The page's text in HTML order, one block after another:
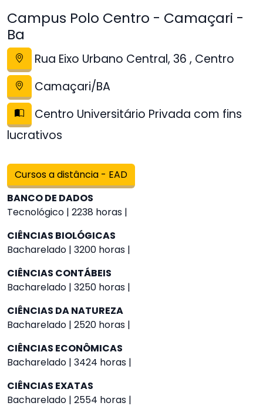
Campus Polo Centro - Camaçari -
Ba
Rua Eixo Urbano Central, 36 , Centro
Camaçari/BA
Centro Universitário Privada com fins
lucrativos
Cursos a distância - EAD
BANCO DE DADOS
Tecnológico | 2238 horas |
CIÊNCIAS BIOLÓGICAS
Bacharelado | 3200 horas |
CIÊNCIAS CONTÁBEIS
Bacharelado | 3250 horas |
CIÊNCIAS DA NATUREZA
Bacharelado | 2520 horas |
CIÊNCIAS ECONÔMICAS
Bacharelado | 3424 horas |
CIÊNCIAS EXATAS
Bacharelado | 2554 horas |